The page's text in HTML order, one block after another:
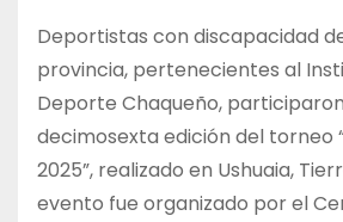
Deportistas con discapacidad
provincia, pertenecientes al
Deporte Chaqueño,
decimosexta edición del torneo
2025”, realizado en Ushuaia,
evento fue organizado por el